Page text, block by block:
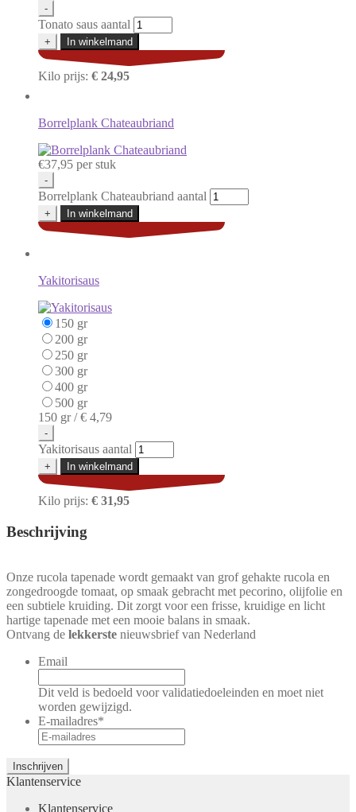
-
Tonato saus aantal
+ In winkelmand
Kilo prijs: € 24,95
Borrelplank Chateaubriand
€37,95 per stuk
-
Borrelplank Chateaubriand aantal
+ In winkelmand
Yakitorisaus
150 gr
200 gr
250 gr
300 gr
400 gr
500 gr
150 gr /€ 4,79
-
Yakitorisaus aantal
+ In winkelmand
Kilo prijs: € 31,95
Beschrijving
Onze rucola tapenade wordt gemaakt van grof gehakte rucola en
zongedroogde tomaat, op smaak gebracht met pecorino, olijfolie en
een subtiele kruiding. Dit zorgt voor een frisse, kruidige en licht
hartige tapenade met een mooie balans in smaak.
Ontvang de lekkerste nieuwsbrief van Nederland
Email
Dit veld is bedoeld voor validatiedoeleinden en moet niet
worden gewijzigd.
E-mailadres*
Klantenservice
Klantenservice